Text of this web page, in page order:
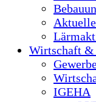
Wirtschaft
IGEHA